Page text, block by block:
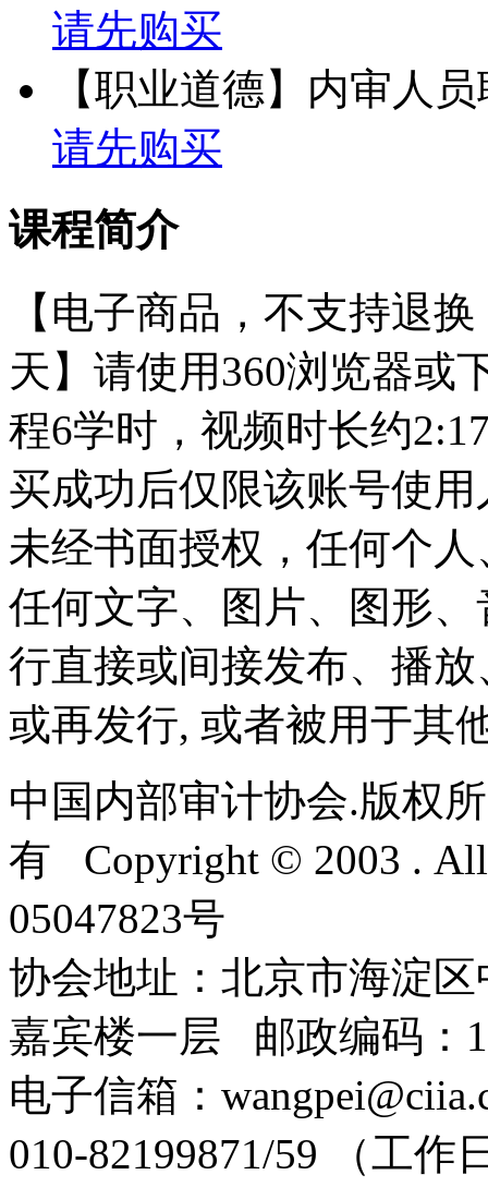
请先购买
【职业道德】内审人
请先购买
课程简介
【电子商品，不支持退
天】请使用360浏览器或
程6学时，视频时长约
买成功后仅限该账号使
未经书面授权，任何个
任何文字、图片、图形
行直接或间接发布、播
或再发行, 或者被用于其
中国内部审计协会.版权所
有 Copyright © 2003 .
05047823号
协会地址：北京市海淀
嘉宾楼一层 邮政编码
电子信箱：
010-82199871/59 （工